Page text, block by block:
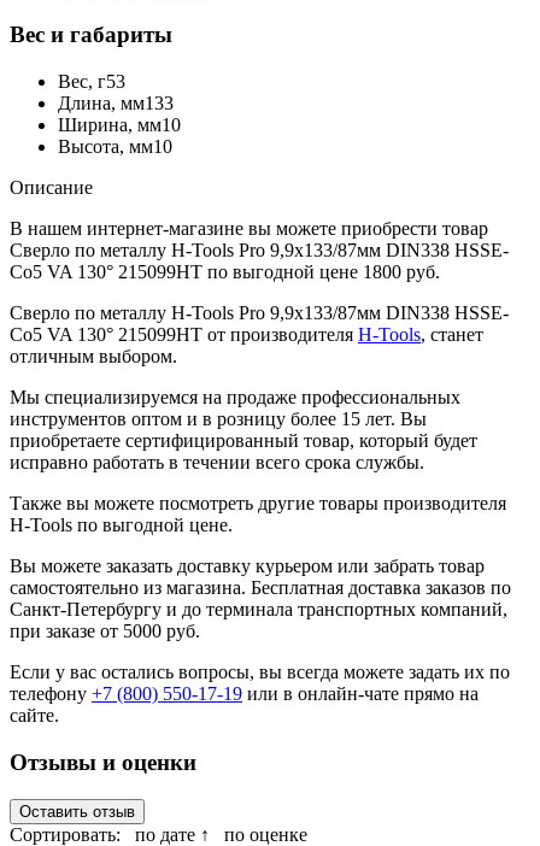
Вес и габариты
Вес, г53
Длина, мм133
Ширина, мм10
Высота, мм10
Описание
В нашем интернет-магазине вы можете приобрести товар
Сверло по металлу H-Tools Pro 9,9x133/87мм DIN338 HSSE-
Co5 VA 130° 215099HT по выгодной цене 1800 руб.
Сверло по металлу H-Tools Pro 9,9x133/87мм DIN338 HSSE-
Co5 VA 130° 215099HT от производителя H-Tools, станет
отличным выбором.
Мы специализируемся на продаже профессиональных
инструментов оптом и в розницу более 15 лет. Вы
приобретаете сертифицированный товар, который будет
исправно работать в течении всего срока службы.
Также вы можете посмотреть другие товары производителя
H-Tools по выгодной цене.
Вы можете заказать доставку курьером или забрать товар
самостоятельно из магазина. Бесплатная доставка заказов по
Санкт-Петербургу и до терминала транспортных компаний,
при заказе от 5000 руб.
Если у вас остались вопросы, вы всегда можете задать их по
телефону +7 (800) 550-17-19 или в онлайн-чате прямо на
сайте.
Отзывы и оценки
Оставить отзыв
Сортировать: по дате ↑
по оценке